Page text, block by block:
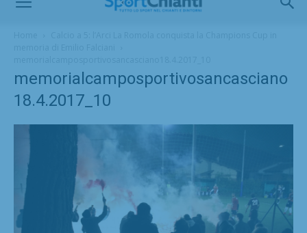
memorialcamposportivosancasciano
18.4.2017_10